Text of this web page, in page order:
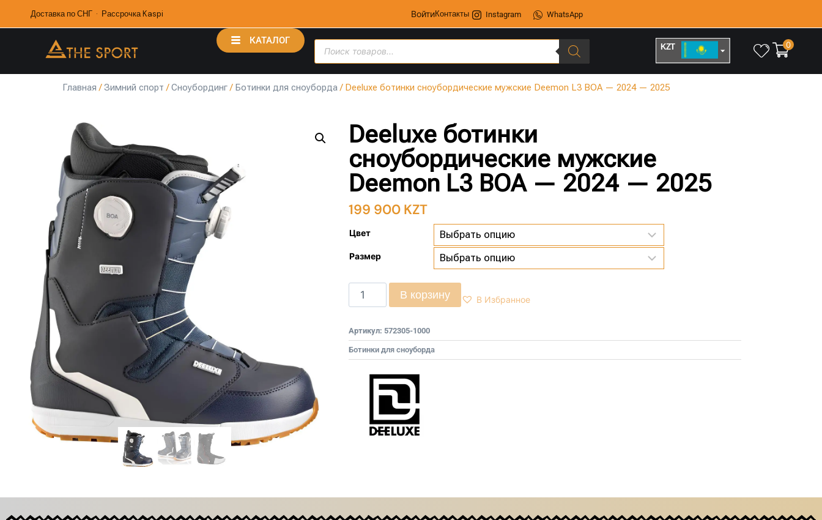
Доставка по СНГ · Рассрочка Kaspi ВойтиКонтакты Instagram WhatsApp
КАТАЛОГ
KZT 0
Главная /Зимний спорт /Сноубординг/ Ботинки для сноуборда/ Deeluxe ботинки сноубордические мужские Deemon L3 BOA — 2024 — 2025
Deeluxe ботинки
сноубордические мужские
Deemon L3 BOA — 2024 — 2025
199 900 KZT
Цвет
Размер
В корзину В Избранное
Артикул: 572305-1000
Ботинки для сноуборда